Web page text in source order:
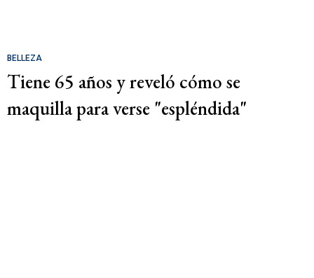
BELLEZA
Tiene 65 años y reveló cómo se
maquilla para verse "espléndida"